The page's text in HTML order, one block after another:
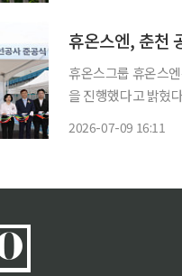
휴온스엔, 춘천
휴온스그룹 휴온스
을 진행했다고 밝혔
2026-07-09 16:11